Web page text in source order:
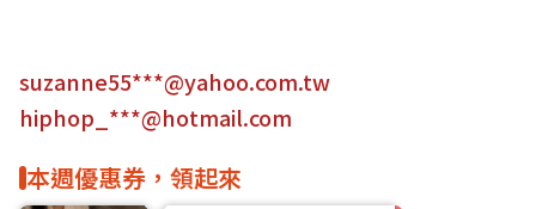
suzanne55***@yahoo.com.tw
hiphop_***@hotmail.com
本週優惠券，領起來